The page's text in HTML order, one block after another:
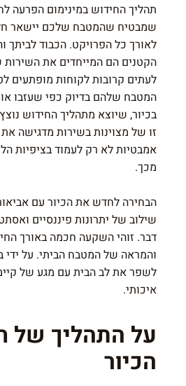
תהליך החידוש במינימום הפרעה
שמבטיח שהמטבח שלכם יישאר חלל
לאורך כל הפרויקט. הכבוד לביתך
הקטנים הם המייחדים את השירות
לעתים קרובות לקוחות מופתעים
המטבח שלהם בדיוק כפי שעזבו
בכיור, שיוצא מתהליך החידוש
זו של מצוינות בשירות מדגישה
אמבטיות לא רק לעמוד בציפיות
מכך.
הבחירה לחדש את הכיור עם
שילוב של יתרונות פיננסיים
דבר. זוהי השקעה חכמה באורך
והמראה של המטבח הביתי. על ידי
לשפר את לב הבית עם מגע של
איכותי.
על התהליך של
הכיור